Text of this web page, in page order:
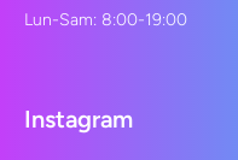
Lun-Sam: 8:00-19:00
Instagram